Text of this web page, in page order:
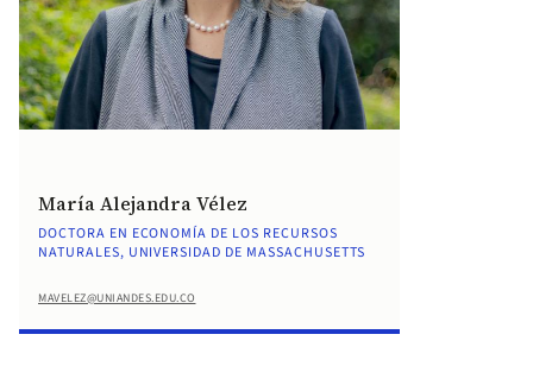
María Alejandra Vélez
DOCTORA EN ECONOMÍA DE LOS RECURSOS
NATURALES, UNIVERSIDAD DE MASSACHUSETTS
MAVELEZ@UNIANDES.EDU.CO